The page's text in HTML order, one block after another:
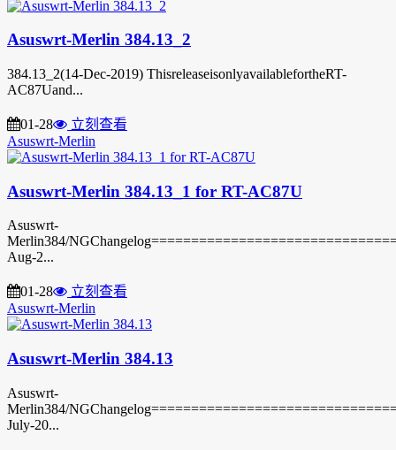
Asuswrt-Merlin 384.13_2
384.13_2(14-Dec-2019) ThisreleaseisonlyavailablefortheRT-
AC87Uand...
01-28
立刻查看
Asuswrt-Merlin
Asuswrt-Merlin 384.13_1 for RT-AC87U
Asuswrt-
Merlin384/
Aug-2...
01-28
立刻查看
Asuswrt-Merlin
Asuswrt-Merlin 384.13
Asuswrt-
Merlin384/
July-20...